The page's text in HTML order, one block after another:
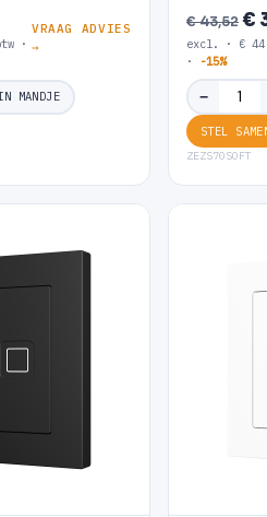
·
VRAAG ADVIES
→
MANDJE
€ 43,52€
excl. · €
·
-15%
−
STEL
ZEZS70SOFT